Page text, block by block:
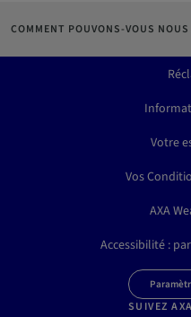
COMMENT POUVONS-VOUS
Votre
Vos
AXA
Accessibilité :
SUIVEZ